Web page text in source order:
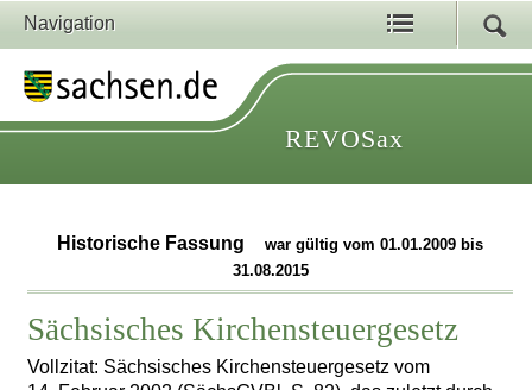
Navigation
REVOSax
Historische Fassung
war gültig vom 01.01.2009 bis
31.08.2015
Sächsisches Kirchensteuergesetz
Vollzitat: Sächsisches Kirchensteuergesetz vom